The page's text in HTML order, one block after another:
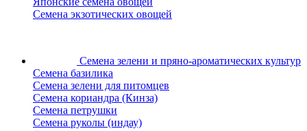
Семена экзотических овощей
Семена зелени и пряно-ароматических культур
Семена базилика
Семена зелени для питомцев
Семена кориандра (Кинза)
Семена петрушки
Семена руколы (индау)